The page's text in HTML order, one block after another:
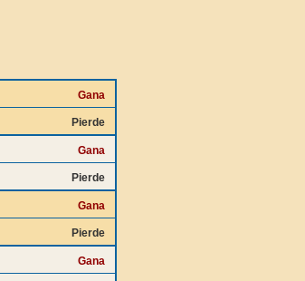
Gana
Pierde
Gana
Pierde
Gana
Pierde
Gana